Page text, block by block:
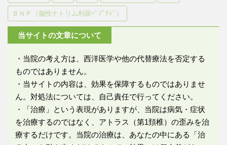
ＢＮＰ（脳性ナトリム利尿ﾍﾟﾌﾟﾁﾄﾞ）
当サイトの文章について
・当院の考え方は、西洋医学や他の代替療法を否定する
ものではありません。
・当サイトの内容は、効果を保障するものではありませ
ん。対処法については、自己責任で行ってください。
・「治療」という表現がありますが、当院は病気・症状
を治療するのではなく、アトラス（第1頚椎）の歪みを治
療するだけです。当院の治療は、あなたの中にある「治